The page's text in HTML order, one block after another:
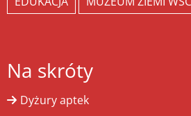
Na skróty
Dyżury aptek